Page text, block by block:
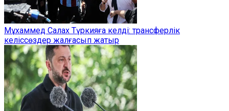
Мұхаммед Салах Түркияға келді: трансферлік
келіссөздер жалғасып жатыр